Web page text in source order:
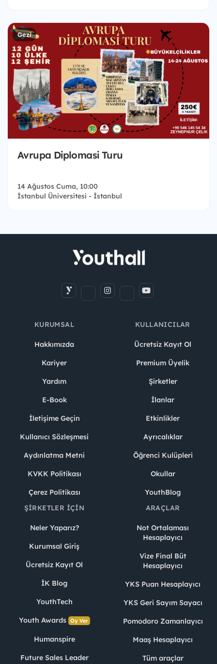
Gezi
Avrupa Diplomasi Turu
14 Ağustos Cuma, 10:00
İstanbul Üniversitesi - İstanbul
KURUMSAL
Hakkımızda
Kariyer
Yardım
E-Book
İletişime Geçin
Kullanıcı Sözleşmesi
Aydınlatma Metni
KVKK Politikası
Çerez Politikası
KULLANICILAR
Ücretsiz Kayıt Ol
Premium Üyelik
Şirketler
İlanlar
Etkinlikler
Ayrıcalıklar
Öğrenci Kulüpleri
Okullar
YouthBlog
ŞIRKETLER İÇIN
Neler Yaparız?
Kurumsal Giriş
Ücretsiz Kayıt Ol
İK Blog
YouthTech
Youth Awards Oy Ver
Humanspire
Future Sales Leader
ARAÇLAR
Not Ortalaması
Hesaplayıcı
Vize Final Büt
Hesaplayıcı
YKS Puan Hesaplayıcı
YKS Geri Sayım Sayacı
Pomodoro Zamanlayıcı
Maaş Hesaplayıcı
Tüm araçlar